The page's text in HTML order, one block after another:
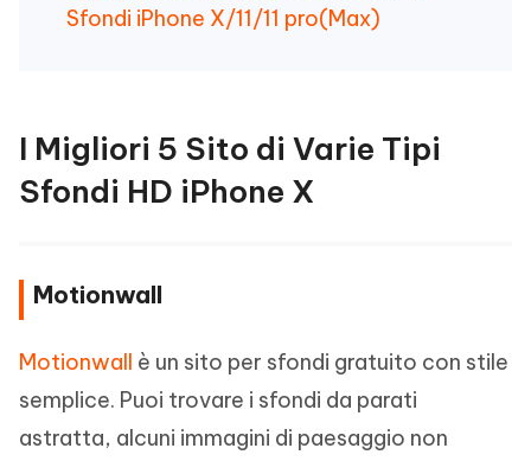
Sfondi iPhone X/11/11 pro(Max)
I Migliori 5 Sito di Varie Tipi
Sfondi HD iPhone X
Motionwall
Motionwall è un sito per sfondi gratuito con stile
semplice. Puoi trovare i sfondi da parati
astratta, alcuni immagini di paesaggio non